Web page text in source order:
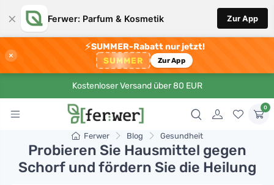
× Ferwer: Parfum & Kosmetik Zur App
×
⚡SUMMER-Rabatt nur jetzt!
SUMMER Zur App
Kostenloser Versand über 80 EUR
0
Ferwer Blog Gesundheit
Probieren Sie Hausmittel gegen
Schorf und fördern Sie die Heilung